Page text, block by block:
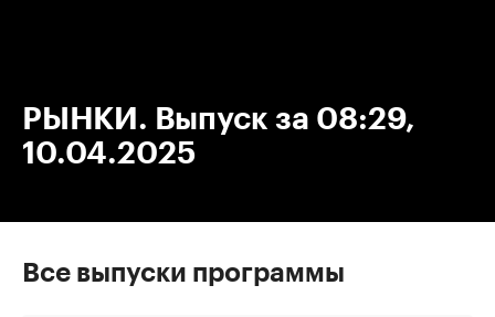
РЫНКИ. Выпуск за 08:29,
10.04.2025
Все выпуски программы